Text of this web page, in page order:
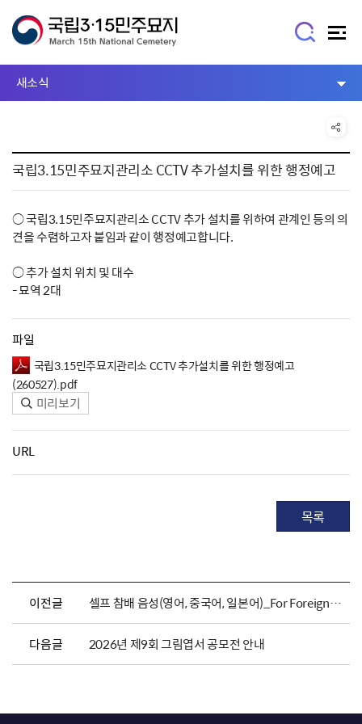
새소식
국립3.15민주묘지관리소 CCTV 추가설치를 위한 행정예고
○ 국립3.15민주묘지관리소 CCTV 추가 설치를 위하여 관계인 등의 의
견을 수렴하고자 붙임과 같이 행정예고합니다.
○ 추가 설치 위치 및 대수
- 묘역 2대
파일
국립3.15민주묘지관리소 CCTV 추가설치를 위한 행정예고
(260527).pdf
미리보기
URL
목록
이전글 셀프 참배 음성(영어, 중국어, 일본어)_For Foreigners
다음글 2026년 제9회 그림엽서 공모전 안내